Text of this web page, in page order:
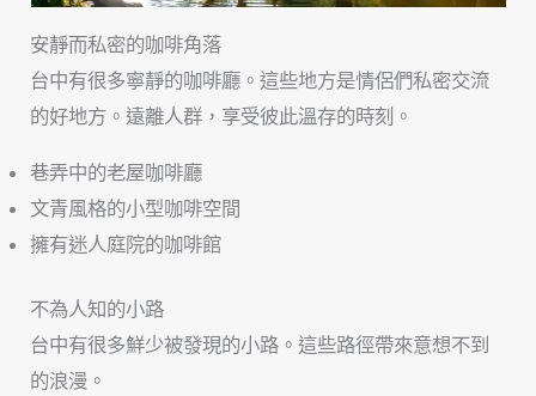
安靜而私密的咖啡角落
台中有很多寧靜的咖啡廳。這些地方是情侶們私密交流
的好地方。遠離人群，享受彼此溫存的時刻。
巷弄中的老屋咖啡廳
文青風格的小型咖啡空間
擁有迷人庭院的咖啡館
不為人知的小路
台中有很多鮮少被發現的小路。這些路徑帶來意想不到
的浪漫。